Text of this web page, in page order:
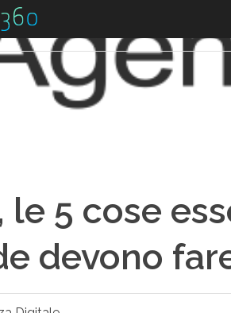
le 5 cose
devono